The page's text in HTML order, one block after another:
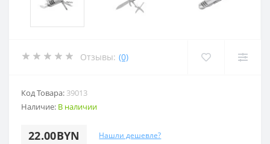
Отзывы: (0)
Код Товара: 39013
Наличие: В наличии
22.00BYN Нашли дешевле?